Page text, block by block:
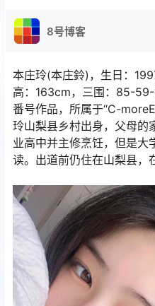
8号博客
本庄玲(本庄鈴)，生日：
高：163cm，三围：85-
番号作品，所属于“C-
玲山梨县乡村出身，父母的
业高中并主修烹饪，但是大
读。出道前仍住在山梨县，